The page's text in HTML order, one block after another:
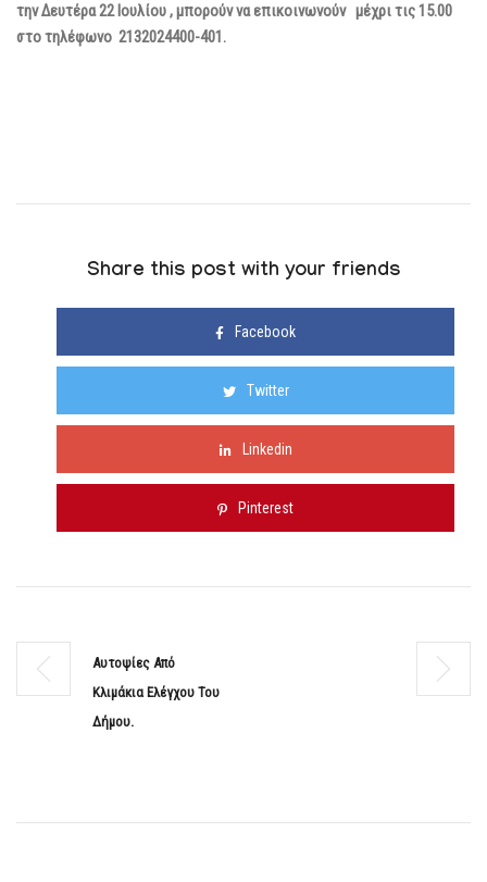
την Δευτέρα 22 Ιουλίου , μπορούν να επικοινωνούν μέχρι τις 15.00
στο τηλέφωνο 2132024400-401.
Share this post with your friends
Facebook
Twitter
Linkedin
Pinterest
Aυτοψίες Από
Κλιμάκια Ελέγχου Του
Δήμου.